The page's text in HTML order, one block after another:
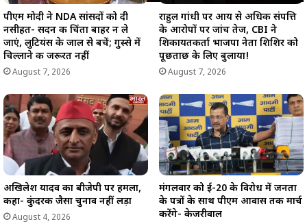
पीएम मोदी ने NDA सांसदों को दी
नसीहत- सदन की चिंता बाहर न ले
जाएं, लुटियंस के जाल से बचें; गुस्से में
चिल्लाने की जरूरत नहीं
August 7, 2026
राहुल गांधी पर आय से अधिक संपत्ति
के आरोपों पर जांच तेज, CBI ने
शिकायतकर्ता भाजपा नेता शिशिर को
पूछताछ के लिए बुलाया!
August 7, 2026
अखिलेश यादव का बीजेपी पर हमला,
कहा- कुंदरकी जैसा चुनाव नहीं लड़ा
August 4, 2026
मंगलवार को ई-20 के विरोध में जनता
के पत्रों के साथ पीएम आवास तक मार्च
करेंगे- केजरीवाल